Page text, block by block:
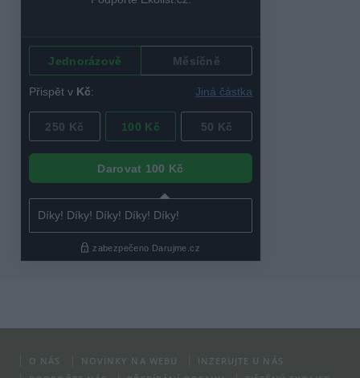
O NÁS NOVINKY NA WEBU
INZERUJTE U NÁS